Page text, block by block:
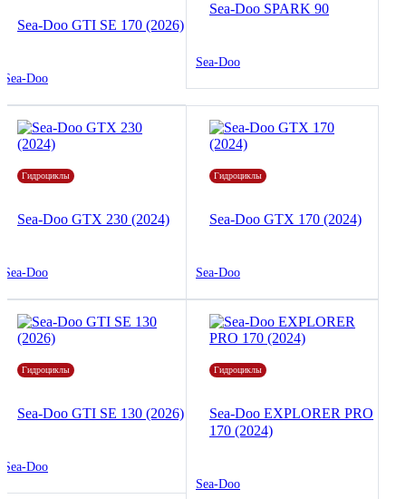
Sea-Doo GTI SE 170 (2026)
Sea-Doo
Sea-Doo SPARK 90
Sea-Doo
Гидроциклы
Sea-Doo GTX 230 (2024)
Sea-Doo
Гидроциклы
Sea-Doo GTX 170 (2024)
Sea-Doo
Гидроциклы
Sea-Doo GTI SE 130 (2026)
Sea-Doo
Гидроциклы
Sea-Doo EXPLORER PRO
170 (2024)
Sea-Doo